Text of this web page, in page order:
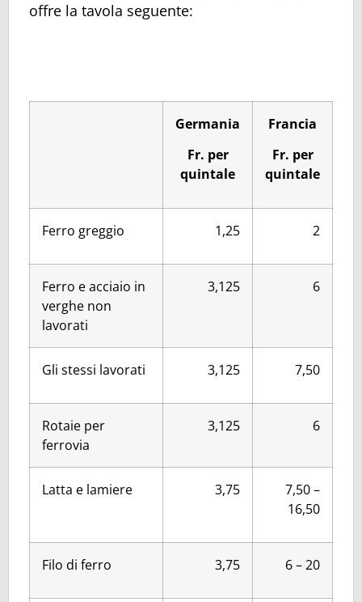
offre la tavola seguente:
Germania
Fr. per
quintale
Francia
Fr. per
quintale
Ferro greggio 1,25 2
Ferro e acciaio in
verghe non
lavorati
3,125 6
Gli stessi lavorati 3,125 7,50
Rotaie per
ferrovia
3,125 6
Latta e lamiere 3,75
7,50 –
16,50
Filo di ferro 3,75 6 – 20